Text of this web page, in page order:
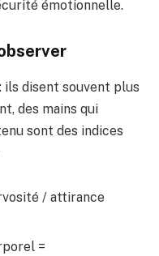
émotionnelle.
ils disent souvent plus
des mains qui
sont des indices
/ attirance
=